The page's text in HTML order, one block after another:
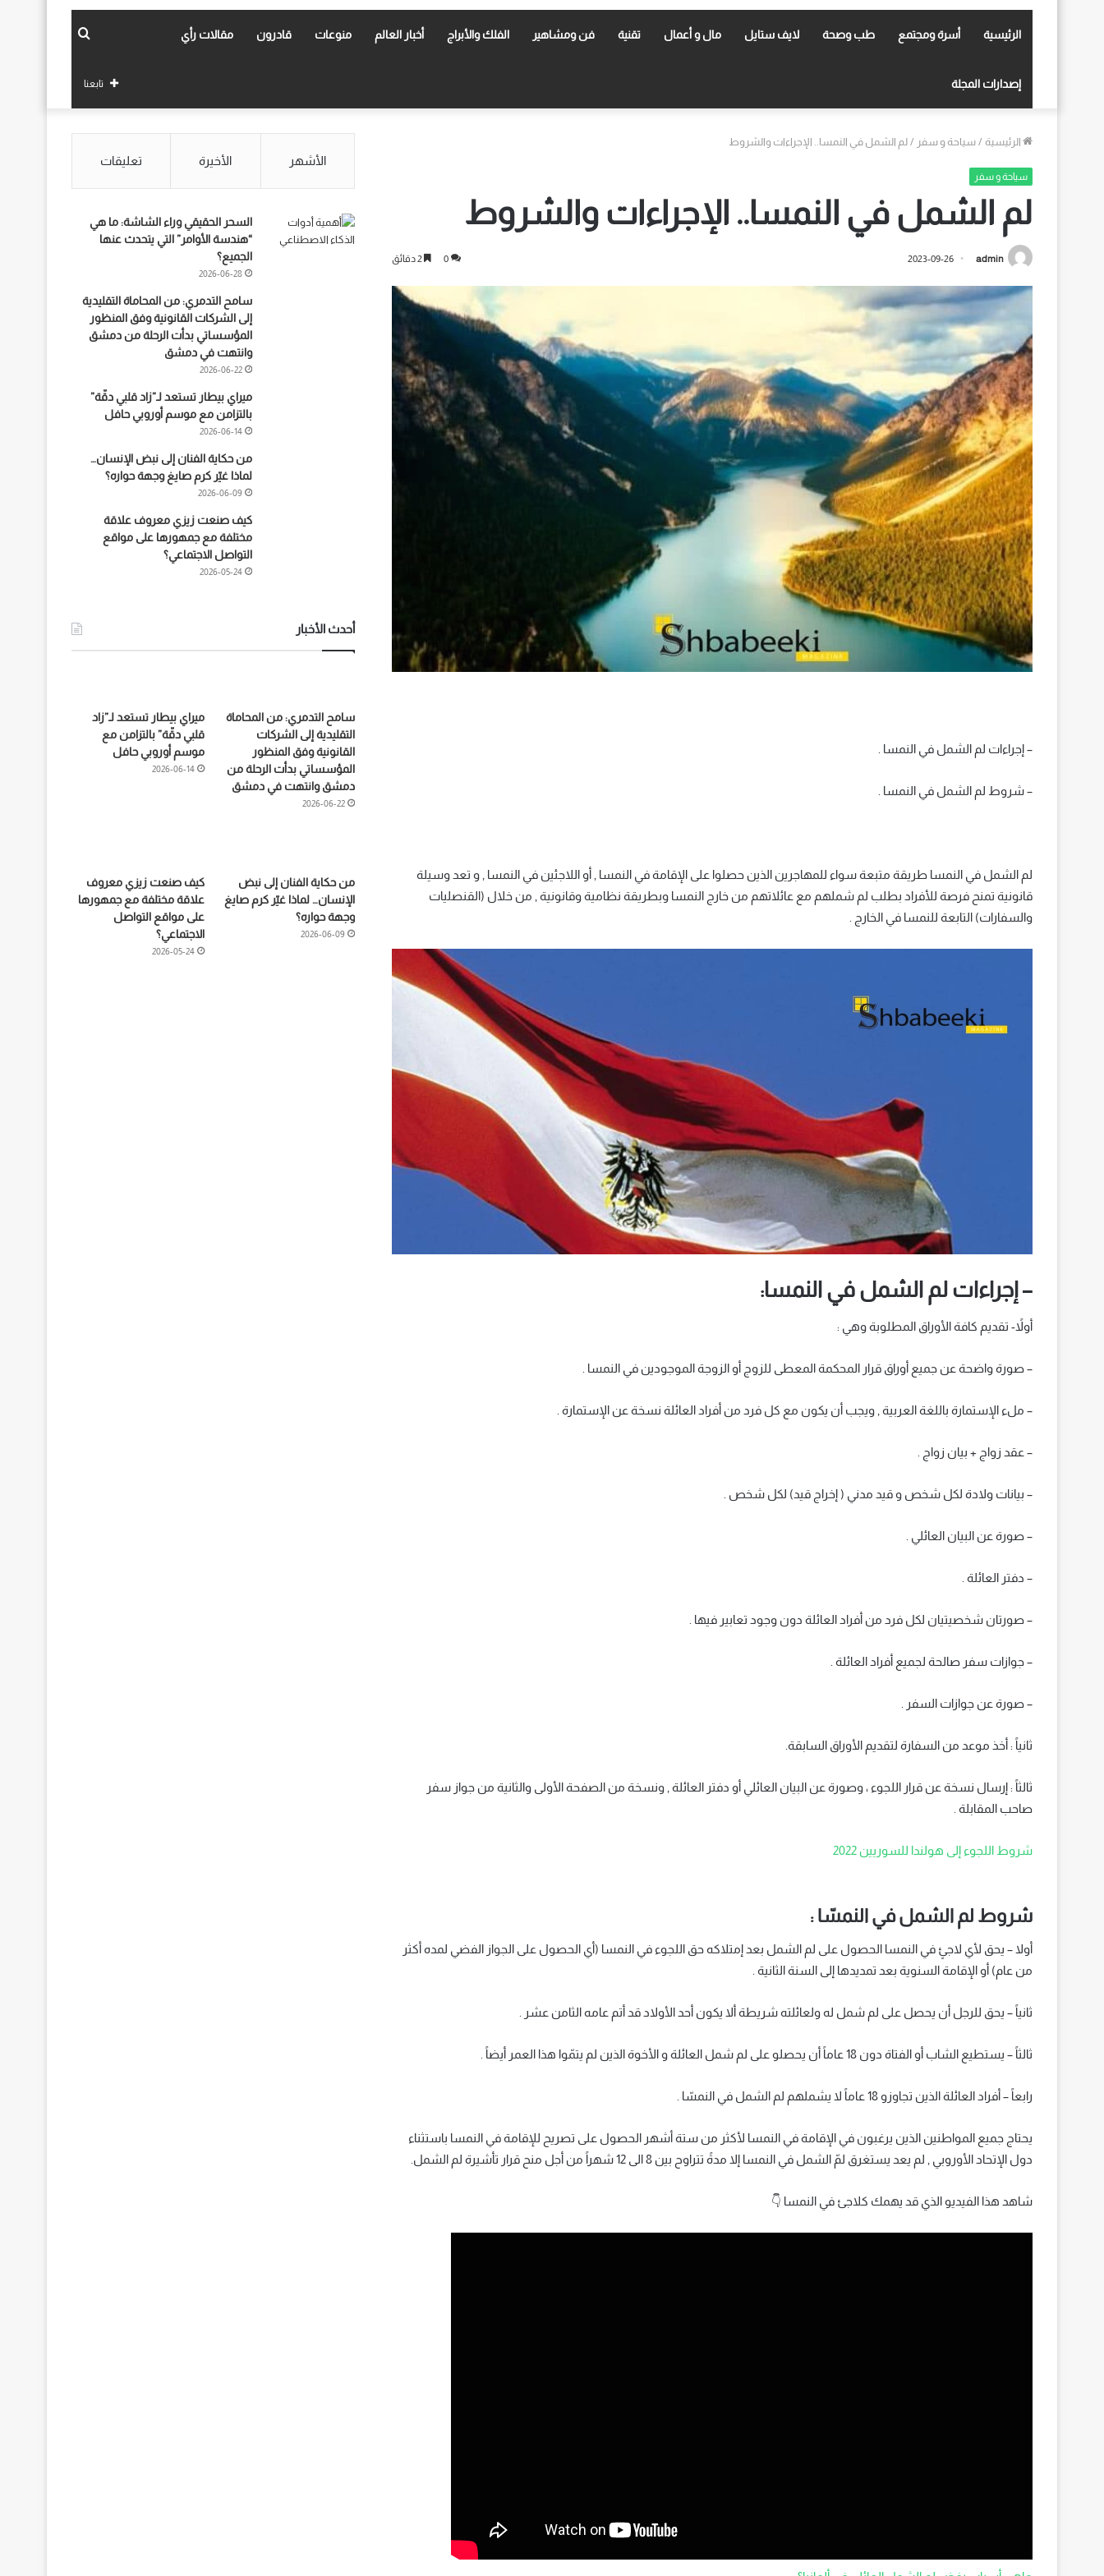
الرئيسية أسرة ومجتمع طب وصحة لايف ستايل مال و أعمال تقنية فن ومشاهير الفلك والأبراج أخبار العالم منوعات قادرون مقالات رأي
إصدارات المجلة
بحث
تابعنا
الرئيسية / سياحة و سفر / لم الشمل في النمسا.. الإجراءات والشروط
سياحة و سفر
لم الشمل في النمسا.. الإجراءات والشروط
admin
2023-09-26
0
– إجراءات لم الشمل في النمسا .
– شروط لم الشمل في النمسا .
لم الشمل في النمسا طريقة متبعة سواء للمهاجرين الذين حصلوا على الإقامة في النمسا , أو اللاجئين في النمسا ‏, و تعد وسيلة
قانونية تمنح فرصة للأفراد بطلب لم شملهم مع عائلاتهم من خارج النمسا وبطريقة نظامية وقانونية , من خلال (القنصليات
والسفارات) التابعة للنمسا في الخارج .
– إجراءات لم الشمل في النمسا:
أولاً- تقديم كافة الأوراق المطلوبة وهي :
– صورة واضحة عن جميع أوراق قرار المحكمة المعطى للزوج أو الزوجة الموجودين في النمسا .
– ملء الإستمارة باللغة العربية , ويجب أن يكون مع كل فرد من أفراد العائلة نسخة عن الإستمارة .
– عقد زواج + بيان زواج .
– بيانات ولادة لكل شخص و قيد مدني ( إخراج قيد) لكل شخص .
– صورة عن البيان العائلي .
– دفتر العائلة .
– صورتان شخصيتيان لكل فرد من أفراد العائلة دون وجود تعابير فيها .
– جوازات سفر صالحة لجميع أفراد العائلة .
– صورة عن جوازات السفر .
ثانياً : أخذ موعد من السفارة لتقديم الأوراق السابقة.
ثالثاً : إرسال نسخة عن قرار اللجوء ، وصورة عن البيان العائلي أو دفتر العائلة , ونسخة من الصفحة الأولى والثانية من جواز سفر
صاحب المقابلة .
شروط اللجوء إلى هولندا للسوريين 2022
شروط لم الشمل في النمسّا :
أولا – يحق لأي لاجئٍ في النمسا الحصول على لم الشمل بعد إمتلاكه حق اللجوء في النمسا (أي الحصول على الجواز الفضي لمده أكثر
من عام) أو الإقامة السنوية بعد تمديدها إلى السنة الثانية .
ثانياً – يحق للرجل أن يحصل على لم شمل له ولعائلته شريطة ألا يكون أحد الأولاد قد أتم عامه الثامن عشر .
ثالثاً – يستطيع الشاب أو الفتاة دون 18 عاماً أن يحصلو على لم شمل العائلة و الأخوة الذين لم يتمّوا هذا العمر أيضاً .
رابعاً – أفراد العائلة الذين تجاوزو 18 عاماً لا يشملهم لم الشمل في النمسّا .
يحتاج جميع المواطنين الذين يرغبون في الإقامة في النمسا لأكثر من ستة أشهر الحصول على تصريح للإقامة في النمسا باستثناء
دول الإتحاد الأوروبي , لم يعد يستغرق لمّ الشمل في النمسا إلا مدةً تتراوح بين 8 الى 12 شهراً من أجل منح قرار تأشيرة لم الشمل.
شاهد هذا الفيديو الذي قد يهمك كلاجئ في النمسا 👇
الأشهر الأخيرة تعليقات
السحر الحقيقي وراء الشاشة: ما هي
“هندسة الأوامر” التي يتحدث عنها
الجميع؟
2026-06-28
سامح التدمري: من المحاماة التقليدية
إلى الشركات القانونية وفق المنظور
المؤسساتي بدأت الرحلة من دمشق
وانتهت في دمشق
2026-06-22
ميراي بيطار تستعد لـ”زاد قلبي دقّة”
بالتزامن مع موسم أوروبي حافل
2026-06-14
من حكاية الفنان إلى نبض الإنسان…
لماذا غيّر كرم صايغ وجهة حواره؟
2026-06-09
كيف صنعت زيزي معروف علاقة
مختلفة مع جمهورها على مواقع
التواصل الاجتماعي؟
2026-05-24
أحدث الأخبار
سامح التدمري: من المحاماة
التقليدية إلى الشركات
القانونية وفق المنظور
المؤسساتي بدأت الرحلة من
دمشق وانتهت في دمشق
2026-06-22
ميراي بيطار تستعد لـ”زاد
قلبي دقّة” بالتزامن مع
موسم أوروبي حافل
2026-06-14
من حكاية الفنان إلى نبض
الإنسان… لماذا غيّر كرم صايغ
وجهة حواره؟
2026-06-09
كيف صنعت زيزي معروف
علاقة مختلفة مع جمهورها
على مواقع التواصل
الاجتماعي؟
2026-05-24